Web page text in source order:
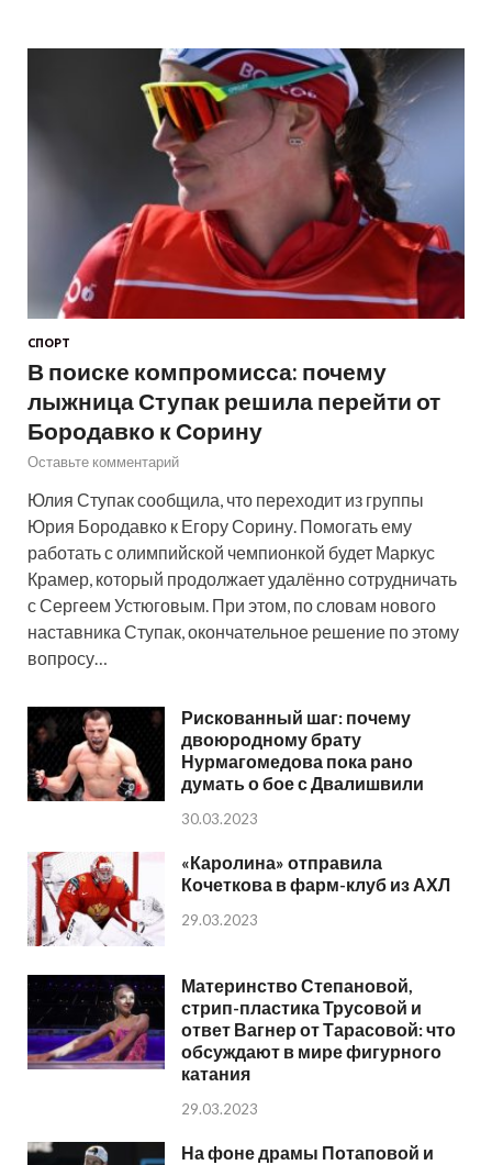
СПОРТ
В поиске компромисса: почему
лыжница Ступак решила перейти от
Бородавко к Сорину
Оставьте комментарий
Юлия Ступак сообщила, что переходит из группы
Юрия Бородавко к Егору Сорину. Помогать ему
работать с олимпийской чемпионкой будет Маркус
Крамер, который продолжает удалённо сотрудничать
с Сергеем Устюговым. При этом, по словам нового
наставника Ступак, окончательное решение по этому
вопросу…
Рискованный шаг: почему
двоюродному брату
Нурмагомедова пока рано
думать о бое с Двалишвили
30.03.2023
«Каролина» отправила
Кочеткова в фарм-клуб из АХЛ
29.03.2023
Материнство Степановой,
стрип-пластика Трусовой и
ответ Вагнер от Тарасовой: что
обсуждают в мире фигурного
катания
29.03.2023
На фоне драмы Потаповой и